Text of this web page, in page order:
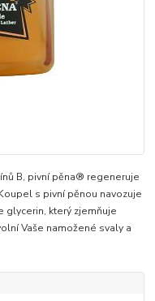
B, pivní pěna® regeneruje
s pivní pěnou navozuje
glycerin, který zjemňuje
Vaše namožené svaly a